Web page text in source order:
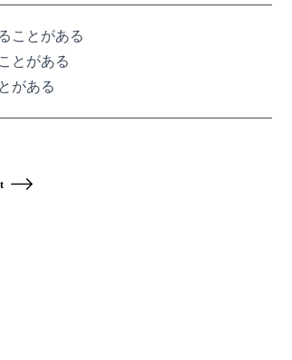
ことがある
とがある
がある